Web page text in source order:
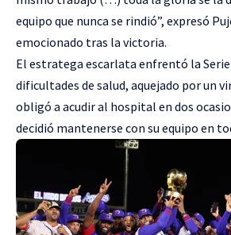
equipo que nunca se rindió”, expresó
emocionado tras la victoria.
El estratega escarlata enfrentó la Serie
dificultades de salud, aquejado por un
obligó a acudir al hospital en dos
decidió mantenerse con su equipo en